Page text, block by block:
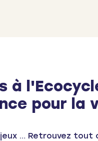
à
pour la
… Retrouvez tout